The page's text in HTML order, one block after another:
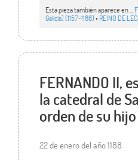
Esta pieza también aparece en ...
Galicia) (1157-1188)• REINO DE
FERNANDO II,
la catedral de
orden de su
22 de enero del año 1188